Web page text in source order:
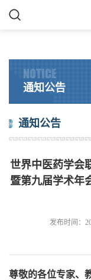
NOTICE
通知公告
通知公告
世界中医药学会
暨第九届学术年
发布时间：
尊敬的各位专家、